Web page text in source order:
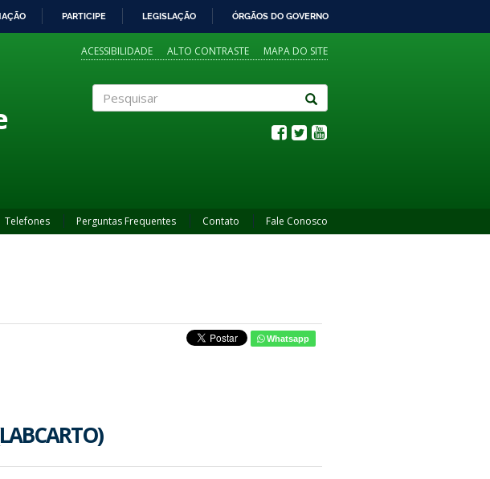
PARTICIPE LEGISLAÇÃO ÓRGÃOS DO GOVERNO
ACESSIBILIDADE ALTO CONTRASTE MAPA DO SITE
Telefones Perguntas Frequentes Contato Fale Conosco
Whatsapp